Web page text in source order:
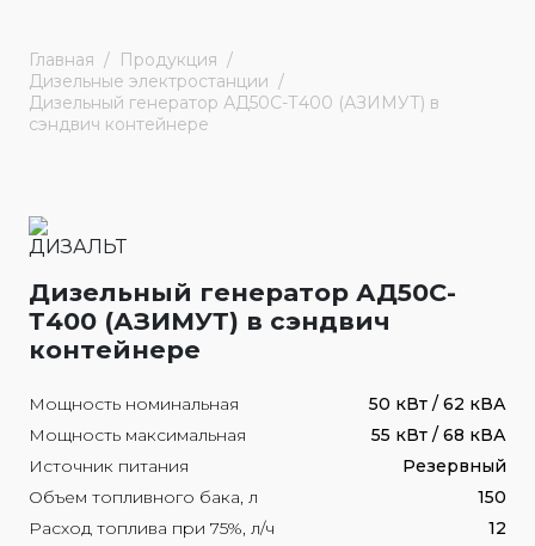
Главная
Продукция
Дизельные электростанции
Дизельный генератор АД50С-Т400 (АЗИМУТ) в
сэндвич контейнере
Дизельный генератор АД50С-
Т400 (АЗИМУТ) в сэндвич
контейнере
Мощность номинальная
50 кВт / 62 кВА
Мощность максимальная
55 кВт / 68 кВА
Источник питания
Резервный
Объем топливного бака, л
150
Расход топлива при 75%, л/ч
12